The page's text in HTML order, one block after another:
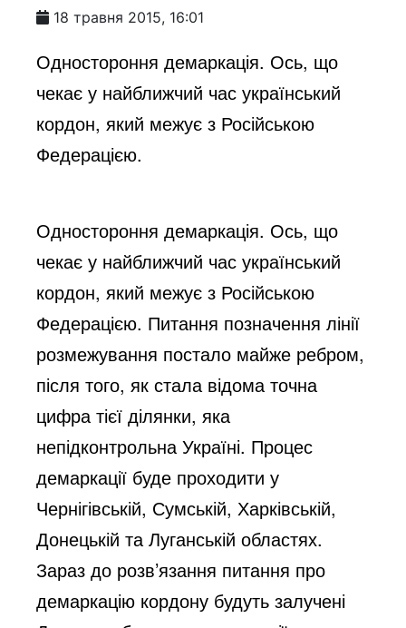
18 травня 2015, 16:01
Одностороння демаркація. Ось, що
чекає у найближчий час український
кордон, який межує з Російською
Федерацією.
Одностороння демаркація. Ось, що
чекає у найближчий час український
кордон, який межує з Російською
Федерацією. Питання позначення лінії
розмежування постало майже ребром,
після того, як стала відома точна
цифра тієї ділянки, яка
непідконтрольна Україні. Процес
демаркації буде проходити у
Чернігівській, Сумській, Харківській,
Донецькій та Луганській областях.
Зараз до розв’язання питання про
демаркацію кордону будуть залучені